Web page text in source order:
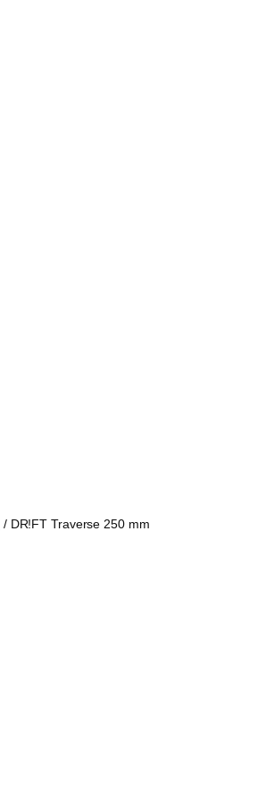
/ DR!FT Traverse 250 mm